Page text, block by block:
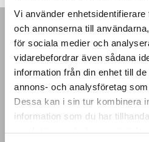
Vi använder
och annonserna till
för sociala medier och
vidarebefordrar även sådana
information från din enhet till
annons- och analysföretag
Dessa kan i sin tur kombinera
information som du har